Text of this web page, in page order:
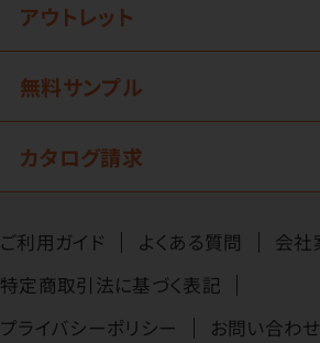
アウトレット
無料サンプル
カタログ請求
ご利用ガイド よくある質問
会社
特定商取引法に基づく表記
プライバシーポリシー
お問い合わせ